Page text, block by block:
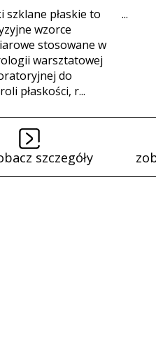
szklane płaskie to
wzorce
stosowane w
warsztatowej
do
płaskości, r...
szczegóły
...